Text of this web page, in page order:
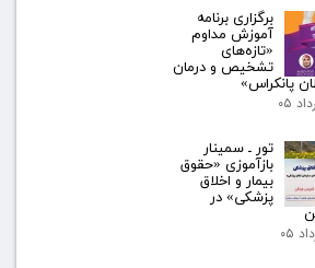
برگزاری برنامه
آموزش مداوم
«تازه‌های
تشخیص و درمان
پانکراس»
تور ـ سمینار
بازآموزی «حقوق
بیمار و اخلاق
پزشکی» در